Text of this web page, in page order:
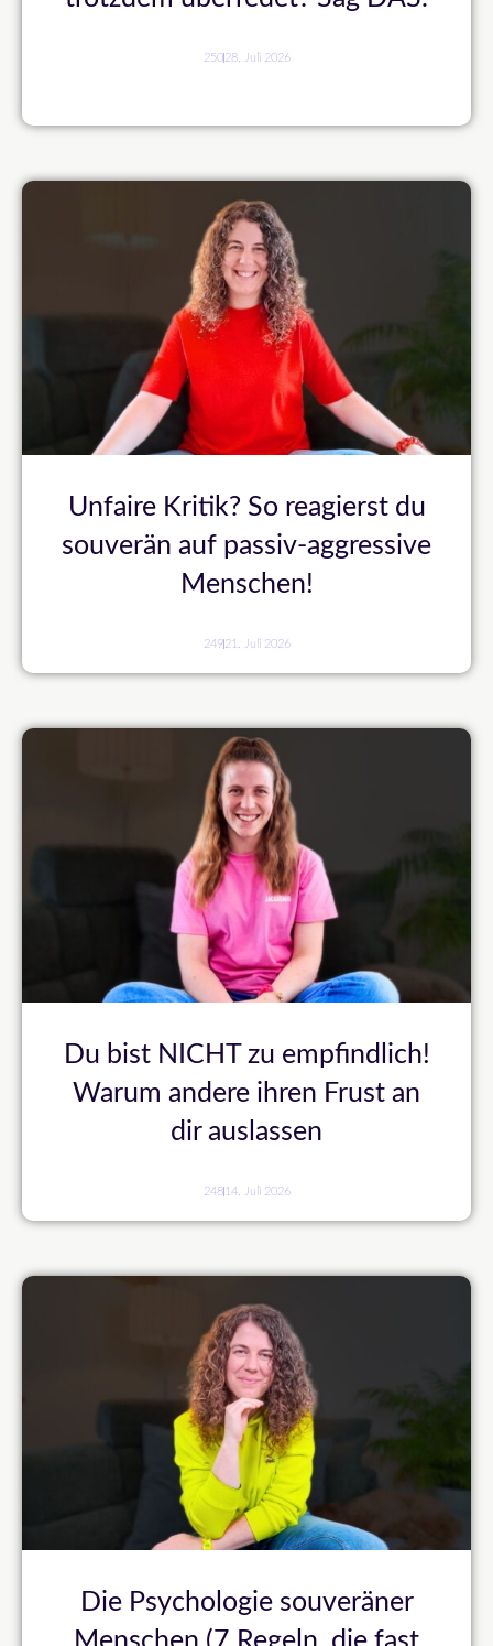
250 28. Juli 2026
Unfaire Kritik? So reagierst du
souverän auf passiv-aggressive
Menschen!
249 21. Juli 2026
Du bist NICHT zu empfindlich!
Warum andere ihren Frust an
dir auslassen
248 14. Juli 2026
Die Psychologie souveräner